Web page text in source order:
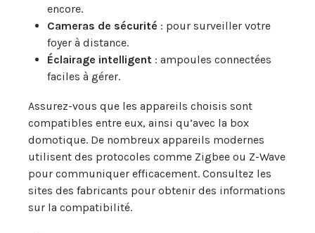
encore.
Cameras de sécurité : pour surveiller votre
foyer à distance.
Éclairage intelligent : ampoules connectées
faciles à gérer.
Assurez-vous que les appareils choisis sont
compatibles entre eux, ainsi qu’avec la box
domotique. De nombreux appareils modernes
utilisent des protocoles comme Zigbee ou Z-Wave
pour communiquer efficacement. Consultez les
sites des fabricants pour obtenir des informations
sur la compatibilité.